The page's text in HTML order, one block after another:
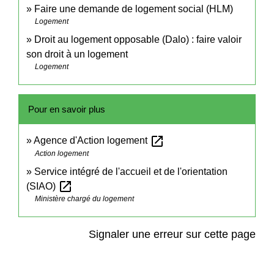
Faire une demande de logement social (HLM)
Logement
Droit au logement opposable (Dalo) : faire valoir
son droit à un logement
Logement
Pour en savoir plus
Agence d'Action logement open_in_new
Action logement
Service intégré de l'accueil et de l'orientation
(SIAO) open_in_new
Ministère chargé du logement
Signaler une erreur sur cette page